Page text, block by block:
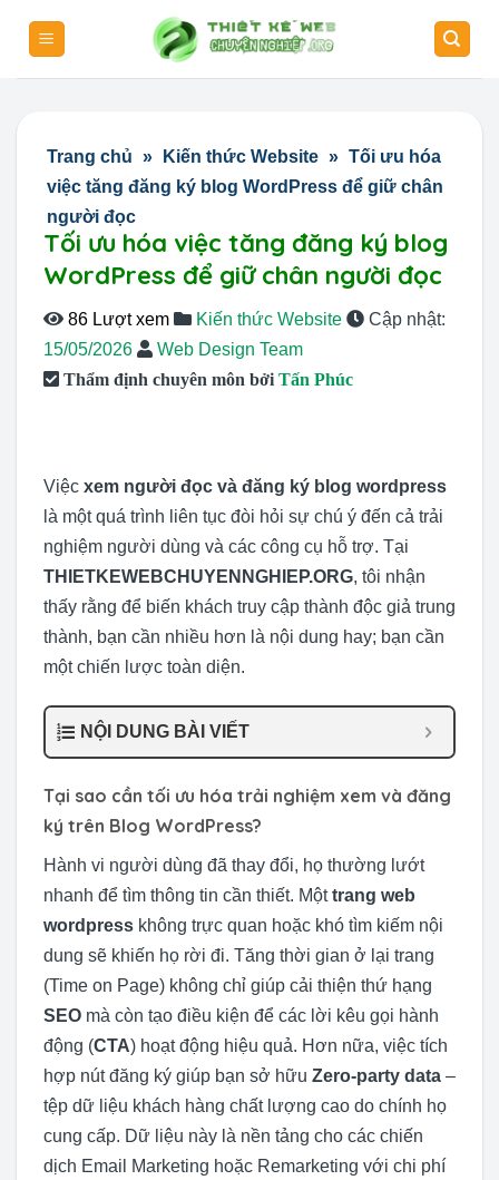
content
Trang chủ » Kiến thức Website » Tối ưu hóa
việc tăng đăng ký blog WordPress để giữ chân
người đọc
Tối ưu hóa việc tăng đăng ký blog
WordPress để giữ chân người đọc
86 Lượt xem Kiến thức Website
Cập nhật:
15/05/2026
Web Design Team
Thẩm định chuyên môn bởi Tấn Phúc
Việc xem người đọc và đăng ký blog wordpress
là một quá trình liên tục đòi hỏi sự chú ý đến cả trải
nghiệm người dùng và các công cụ hỗ trợ. Tại
THIETKEWEBCHUYENNGHIEP.ORG, tôi nhận
thấy rằng để biến khách truy cập thành độc giả trung
thành, bạn cần nhiều hơn là nội dung hay; bạn cần
một chiến lược toàn diện.
NỘI DUNG BÀI VIẾT
Tại sao cần tối ưu hóa trải nghiệm xem và đăng
ký trên Blog WordPress?
Hành vi người dùng đã thay đổi, họ thường lướt
nhanh để tìm thông tin cần thiết. Mộttrang web
wordpress không trực quan hoặc khó tìm kiếm nội
dung sẽ khiến họ rời đi. Tăng thời gian ở lại trang
(Time on Page) không chỉ giúp cải thiện thứ hạng
SEO mà còn tạo điều kiện để các lời kêu gọi hành
động (CTA) hoạt động hiệu quả. Hơn nữa, việc tích
hợp nút đăng ký giúp bạn sở hữu Zero-party data –
tệp dữ liệu khách hàng chất lượng cao do chính họ
cung cấp. Dữ liệu này là nền tảng cho các chiến
dịch Email Marketing hoặc Remarketing với chi phí